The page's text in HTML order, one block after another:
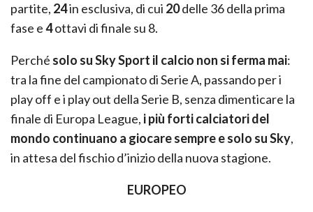
partite, 24in esclusiva, di cui 20delle 36 della prima
fase e4ottavi di finale su 8.
Perché solo su Sky Sport il calcio non si ferma mai:
tra la fine del campionato di Serie A, passando per i
play off e i play out della Serie B, senza dimenticare la
finale di Europa League, i più forti calciatori del
mondo continuano a giocare sempre e solo su Sky,
in attesa del fischio d’inizio della nuova stagione.
EUROPEO